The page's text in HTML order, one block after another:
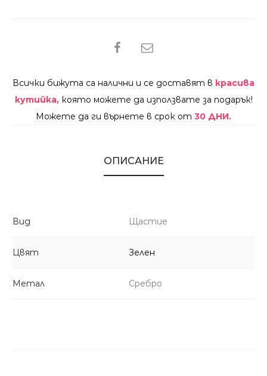
SHARE
Всички бижута са налични и се доставят в красива
кутийка, която можете да използвате за подарък!
Можете да ги върнете в срок от 30 ДНИ.
ОПИСАНИЕ
Вид Щастие
Цвят Зелен
Метал Сребро